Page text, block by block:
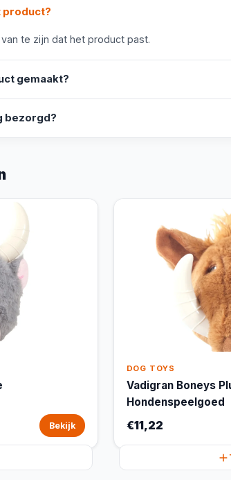
product?
te zijn dat het product past.
gemaakt?
bezorgd?
Bekijk
DOG TOYS
Vadigran Boneys
Hondenspeelgoed
€11,22